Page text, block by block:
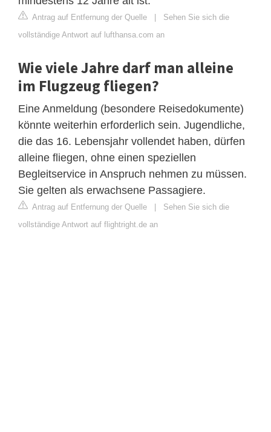
Antrag auf Entfernung der Quelle
Sehen Sie sich die
vollständige Antwort auf lufthansa.com an
Wie viele Jahre darf man alleine
im Flugzeug fliegen?
Eine Anmeldung (besondere Reisedokumente)
könnte weiterhin erforderlich sein. Jugendliche,
die das 16. Lebensjahr vollendet haben, dürfen
alleine fliegen, ohne einen speziellen
Begleitservice in Anspruch nehmen zu müssen.
Sie gelten als erwachsene Passagiere.
Antrag auf Entfernung der Quelle
Sehen Sie sich die
vollständige Antwort auf flightright.de an